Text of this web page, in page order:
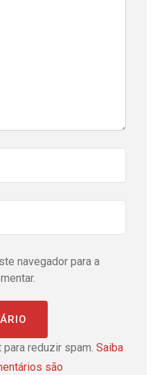
navegador para a
reduzir spam. Saiba
são